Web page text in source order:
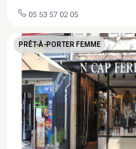
05 53 57 02 05
PRÊT-À-PORTER FEMME